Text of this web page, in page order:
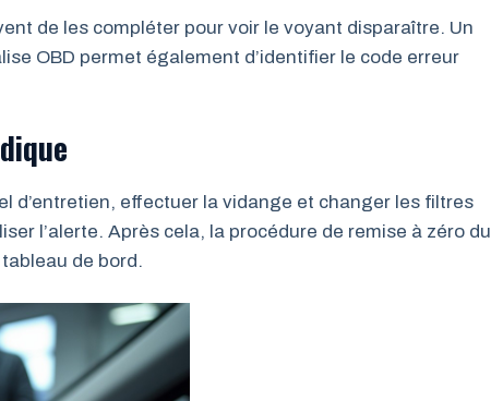
de les compléter pour voir le voyant disparaître. Un
OBD permet également d’identifier le code erreur
d’entretien, effectuer la vidange et changer les filtres
l’alerte. Après cela, la procédure de remise à zéro du
de bord.